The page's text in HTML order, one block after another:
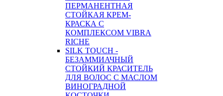
ПЕРМАНЕНТНАЯ
СТОЙКАЯ КРЕМ-
КРАСКА С
КОМПЛЕКСОМ VIBRA
RICHE
SILK TOUCH -
БЕЗАММИАЧНЫЙ
СТОЙКИЙ КРАСИТЕЛЬ
ДЛЯ ВОЛОС С МАСЛОМ
ВИНОГРАДНОЙ